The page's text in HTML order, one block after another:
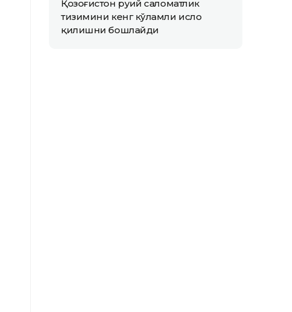
Қозоғистон руҳий саломатлик
тизимини кенг кўламли ислоҳ
қилишни бошлайди